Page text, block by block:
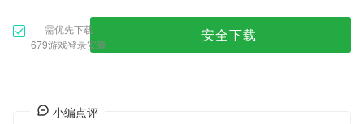
需优先下载
679游戏登录安装
安全下载
小编点评